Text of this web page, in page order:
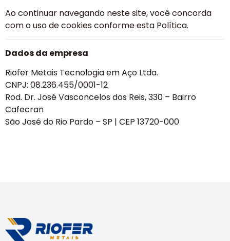
Ao continuar navegando neste site, você concorda
com o uso de cookies conforme esta Política.
Dados da empresa
Riofer Metais Tecnologia em Aço Ltda.
CNPJ: 08.236.455/0001-12
Rod. Dr. José Vasconcelos dos Reis, 330 – Bairro
Cafecran
São José do Rio Pardo – SP | CEP 13720-000